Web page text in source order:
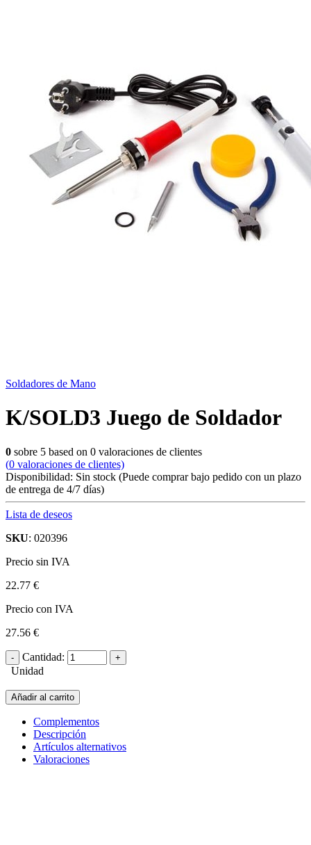
Soldadores de Mano
K/SOLD3 Juego de Soldador
0 sobre 5 based on 0 valoraciones de clientes
(0 valoraciones de clientes)
Disponibilidad: Sin stock (Puede comprar bajo pedido con un plazo
de entrega de 4/7 días)
Lista de deseos
SKU: 020396
Precio sin IVA
22.77 €
Precio con IVA
27.56 €
Cantidad:
Unidad
Añadir al carrito
Complementos
Descripción
Artículos alternativos
Valoraciones